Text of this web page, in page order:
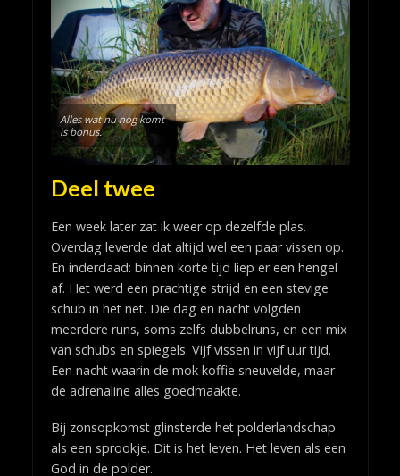
Alles wat nu nog komt
is bonus.
Deel twee
Een week later zat ik weer op dezelfde plas.
Overdag leverde dat altijd wel een paar vissen op.
En inderdaad: binnen korte tijd liep er een hengel
af. Het werd een prachtige strijd en een stevige
schub in het net. Die dag en nacht volgden
meerdere runs, soms zelfs dubbelruns, en een mix
van schubs en spiegels. Vijf vissen in vijf uur tijd.
Een nacht waarin de mok koffie sneuvelde, maar
de adrenaline alles goedmaakte.
Bij zonsopkomst glinsterde het polderlandschap
als een sprookje. Dit is het leven. Het leven als een
God in de polder.